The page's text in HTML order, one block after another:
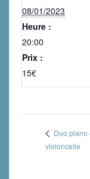
08/01/2023
Heure :
20:00
Prix :
15€
Duo piano
violoncelle